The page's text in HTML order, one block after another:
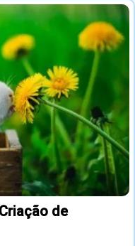
de